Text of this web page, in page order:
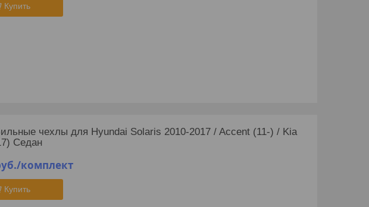
Купить
чехлы для Hyundai Solaris 2010-2017 / Accent (11-) / Kia
Седан
/комплект
Купить